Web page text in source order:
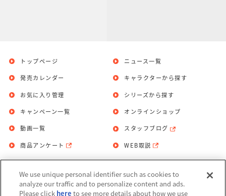
トップページ
発売カレンダー
お気に入り管理
ニュース一覧
キャラクターから探す
シリーズから探す
キャンペーン一覧
動画一覧
商品アンケート
オンラインショップ
スタッフブログ
WEB取説
お問い合わせ 個人情報保護方針
We use unique personal identifier such as cookies to
analyze our traffic and to personalize content and ads.
Please click here to see more details about how we use